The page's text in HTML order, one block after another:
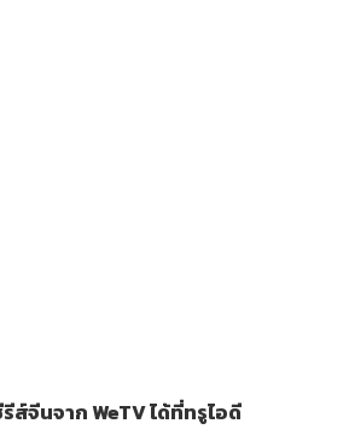
ส์จีนจาก WeTV ได้ที่ทรูไอดี